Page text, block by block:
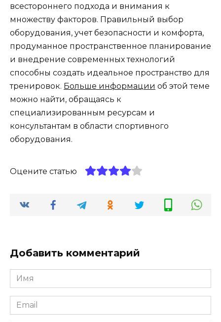
всестороннего подхода и внимания к
множеству факторов. Правильный выбор
оборудования, учет безопасности и комфорта,
продуманное пространственное планирование
и внедрение современных технологий
способны создать идеальное пространство для
тренировок. Больше информации об этой теме
можно найти, обращаясь к
специализированным ресурсам и
консультантам в области спортивного
оборудования.
Оцените статью
Добавить комментарий
Имя
Email